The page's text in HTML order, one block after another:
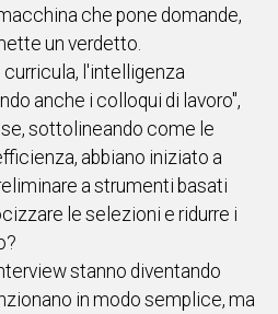
che pone domande,
un verdetto.
l'intelligenza
anche i colloqui di lavoro",
sottolineando come le
abbiano iniziato a
a strumenti basati
le selezioni e ridurre i
stanno diventando
in modo semplice, ma